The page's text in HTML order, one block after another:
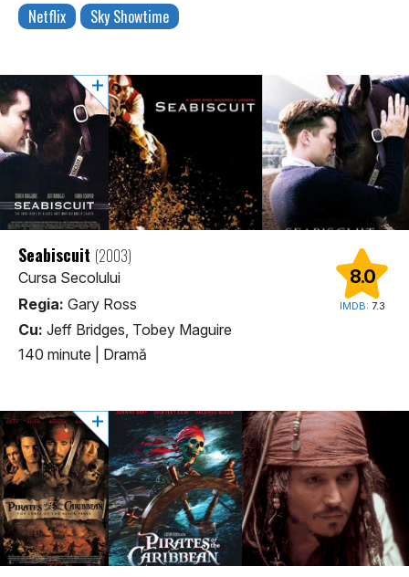
Netflix Sky Showtime
8.0
IMDB: 7.3
Seabiscuit (2003)
Cursa Secolului
Regia: Gary Ross
Cu: Jeff Bridges, Tobey Maguire
140 minute
Dramă